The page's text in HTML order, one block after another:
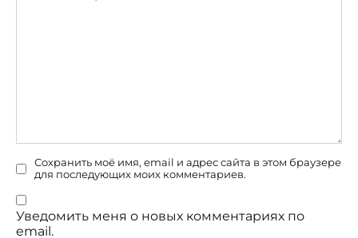
Сохранить моё имя, email и адрес сайта в этом браузере
для последующих моих комментариев.
Уведомить меня о новых комментариях по
email.